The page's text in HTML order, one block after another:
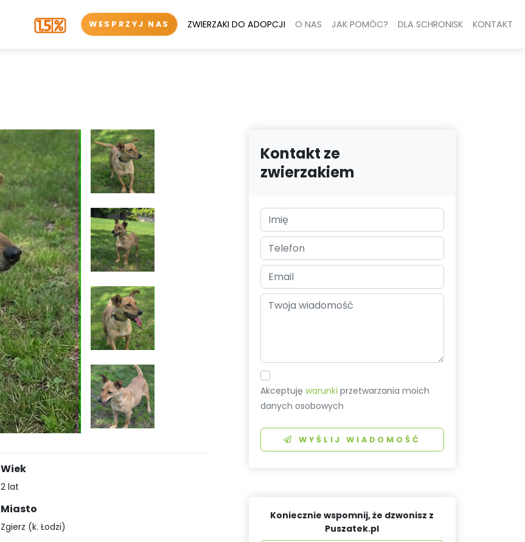
WESPRZYJ NAS ZWIERZAKI DO ADOPCJI O NAS JAK POMÓC? DLA SCHRONISK KONTAKT
Wiek
2 lat
Miasto
Zgierz (k. Łodzi)
Kontakt ze
zwierzakiem
Akceptujęwarunki przetwarzania moich
danych osobowych
WYŚLIJ WIADOMOŚĆ
Koniecznie wspomnij, że dzwonisz z
Puszatek.pl